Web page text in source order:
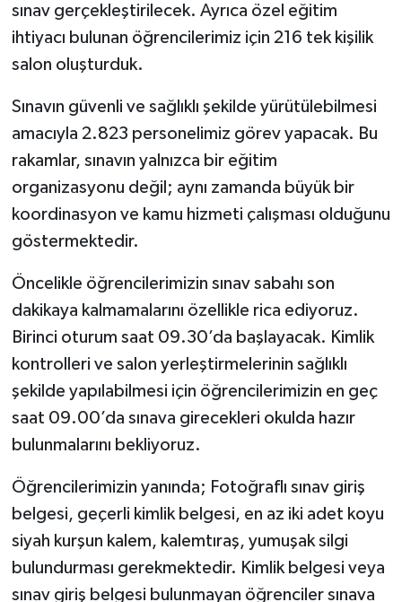
sınav gerçekleştirilecek. Ayrıca özel eğitim
ihtiyacı bulunan öğrencilerimiz için 216 tek kişilik
salon oluşturduk.
Sınavın güvenli ve sağlıklı şekilde yürütülebilmesi
amacıyla 2.823 personelimiz görev yapacak. Bu
rakamlar, sınavın yalnızca bir eğitim
organizasyonu değil; aynı zamanda büyük bir
koordinasyon ve kamu hizmeti çalışması olduğunu
göstermektedir.
Öncelikle öğrencilerimizin sınav sabahı son
dakikaya kalmamalarını özellikle rica ediyoruz.
Birinci oturum saat 09.30’da başlayacak. Kimlik
kontrolleri ve salon yerleştirmelerinin sağlıklı
şekilde yapılabilmesi için öğrencilerimizin en geç
saat 09.00’da sınava girecekleri okulda hazır
bulunmalarını bekliyoruz.
Öğrencilerimizin yanında; Fotoğraflı sınav giriş
belgesi, geçerli kimlik belgesi, en az iki adet koyu
siyah kurşun kalem, kalemtıraş, yumuşak silgi
bulundurması gerekmektedir. Kimlik belgesi veya
sınav giriş belgesi bulunmayan öğrenciler sınava